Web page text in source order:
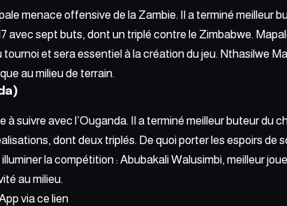
menace offensive de la Zambie. Il a terminé meilleur
avec sept buts, dont un triplé contre le Zimbabwe.
tournoi et sera essentiel à la création du jeu. Nthasilwe
au milieu de terrain.
à suivre avec l’Ouganda. Il a terminé meilleur buteur du
dont deux triplés. De quoi porter les espoirs de
la compétition : Abubakali Walusimbi, meilleur
au milieu.
via ce lien